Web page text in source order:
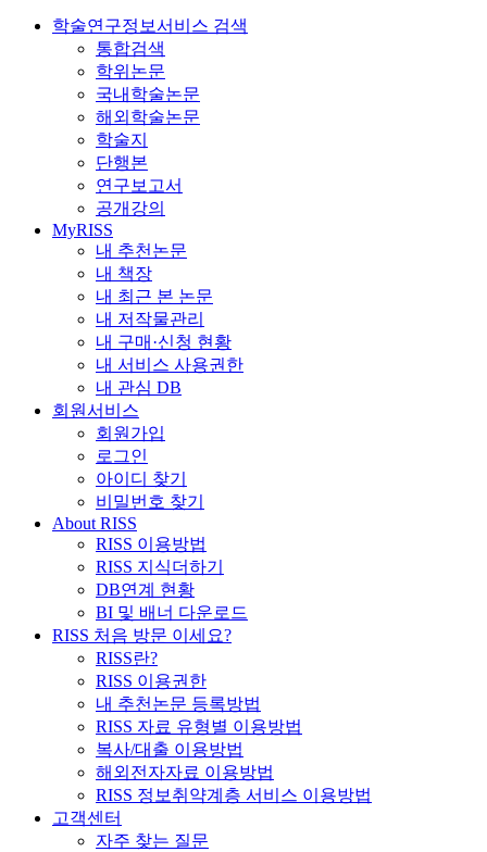
학술연구정보서비스 검색
통합검색
학위논문
국내학술논문
해외학술논문
학술지
단행본
연구보고서
공개강의
MyRISS
내 추천논문
내 책장
내 최근 본 논문
내 저작물관리
내 구매·신청 현황
내 서비스 사용권한
내 관심 DB
회원서비스
회원가입
로그인
아이디 찾기
비밀번호 찾기
About RISS
RISS 이용방법
RISS 지식더하기
DB연계 현황
BI 및 배너 다운로드
RISS 처음 방문 이세요?
RISS란?
RISS 이용권한
내 추천논문 등록방법
RISS 자료 유형별 이용방법
복사/대출 이용방법
해외전자자료 이용방법
RISS 정보취약계층 서비스 이용방법
고객센터
자주 찾는 질문